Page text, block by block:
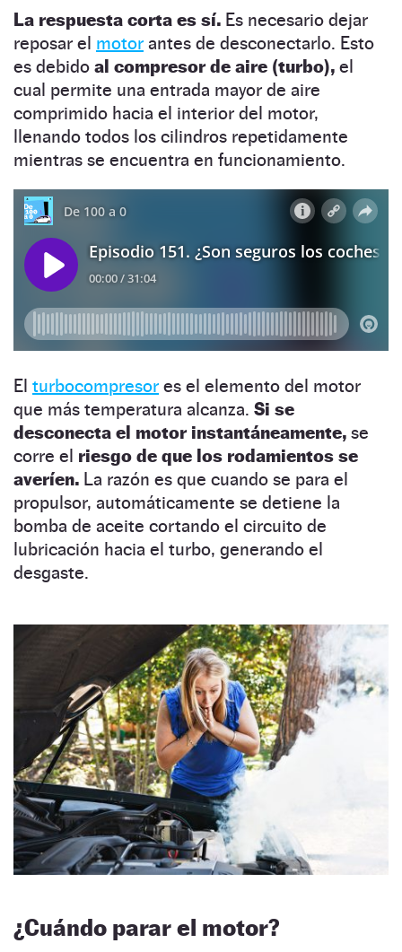
La respuesta corta es sí. Es necesario dejar
reposar el motor antes de desconectarlo. Esto
es debido al compresor de aire (turbo), el
cual permite una entrada mayor de aire
comprimido hacia el interior del motor,
llenando todos los cilindros repetidamente
mientras se encuentra en funcionamiento.
El turbocompresor es el elemento del motor
que más temperatura alcanza. Si se
desconecta el motor instantáneamente, se
corre el riesgo de que los rodamientos se
averíen. La razón es que cuando se para el
propulsor, automáticamente se detiene la
bomba de aceite cortando el circuito de
lubricación hacia el turbo, generando el
desgaste.
¿Cuándo parar el motor?